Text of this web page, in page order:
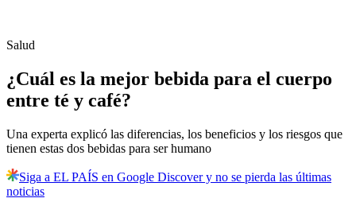
Salud
¿Cuál es la mejor bebida para el cuerpo
entre té y café?
Una experta explicó las diferencias, los beneficios y los riesgos que
tienen estas dos bebidas para ser humano
Siga a EL PAÍS en Google Discover y no se pierda las últimas
noticias